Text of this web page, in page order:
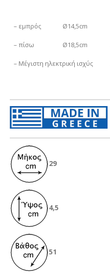
– εμπρός Ø14,5cm
– πίσω Ø18,5cm
– Μέγιστη ηλεκτρική ισχύς
29
4,5
51